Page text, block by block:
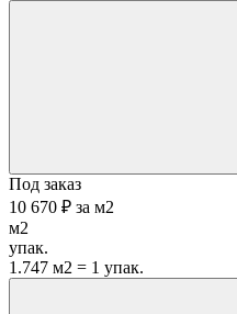
Под заказ
10 670 ₽ за м2
м2
упак.
1.747 м2 = 1 упак.